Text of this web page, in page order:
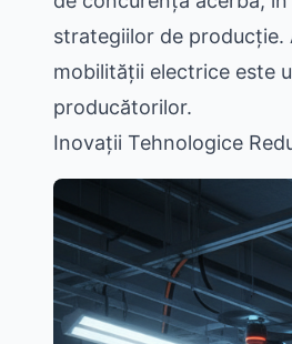
strategiilor de producție.
mobilității electrice este
producătorilor.
Inovații Tehnologice